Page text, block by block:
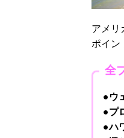
アメリ
ポイン
全
●ウ
●プ
●ハ